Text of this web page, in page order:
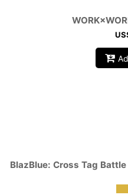
BlazBlue: Cross Tag Battle